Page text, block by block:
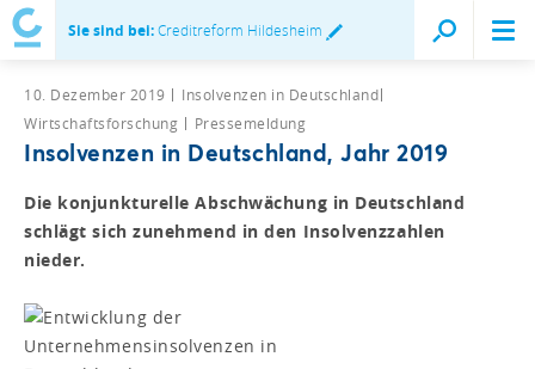
Sie sind bei:Creditreform Hildesheim
10. Dezember 2019
Insolvenzen in Deutschland
Wirtschaftsforschung
Pressemeldung
Insolvenzen in Deutschland, Jahr 2019
Die konjunkturelle Abschwächung in Deutschland
schlägt sich zunehmend in den Insolvenzzahlen
nieder.